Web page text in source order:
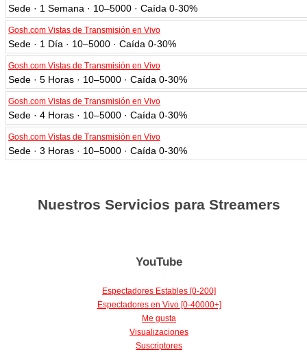
Sede · 1 Semana · 10–5000 · Caída 0-30%
Gosh.com Vistas de Transmisión en Vivo
Sede · 1 Día · 10–5000 · Caída 0-30%
Gosh.com Vistas de Transmisión en Vivo
Sede · 5 Horas · 10–5000 · Caída 0-30%
Gosh.com Vistas de Transmisión en Vivo
Sede · 4 Horas · 10–5000 · Caída 0-30%
Gosh.com Vistas de Transmisión en Vivo
Sede · 3 Horas · 10–5000 · Caída 0-30%
Nuestros Servicios para Streamers
YouTube
Espectadores Estables [0-200]
Espectadores en Vivo [0-40000+]
Me gusta
Visualizaciones
Suscriptores